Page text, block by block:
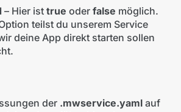
– Hier ist true oder false möglich.
teilst du unserem Service
deine App direkt starten sollen
der .mwservice.yamlauf